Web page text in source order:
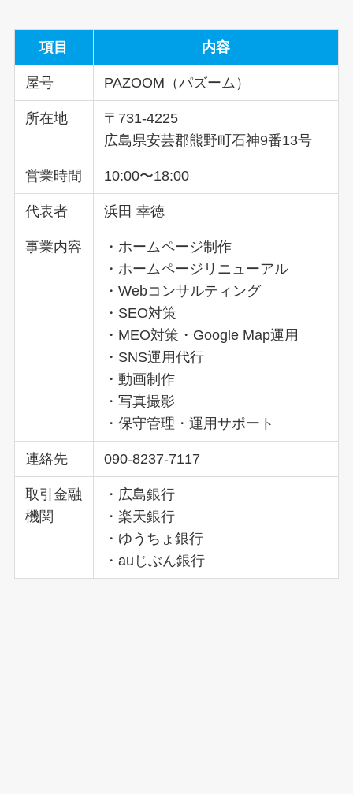
項目 内容
屋号 PAZOOM（パズーム）
所在地
〒731-4225
広島県安芸郡熊野町石神9番13号
営業時間 10:00〜18:00
代表者 浜田 幸徳
事業内容
・ホームページ制作
・ホームページリニューアル
・Webコンサルティング
・SEO対策
・MEO対策・Google Map運用
・SNS運用代行
・動画制作
・写真撮影
・保守管理・運用サポート
連絡先 090-8237-7117
取引金融
機関
・広島銀行
・楽天銀行
・ゆうちょ銀行
・auじぶん銀行